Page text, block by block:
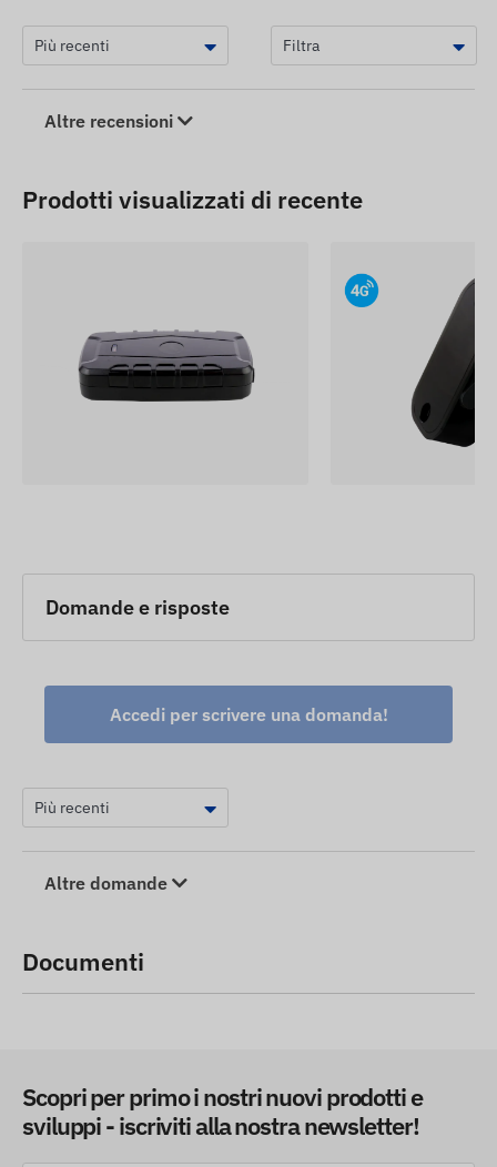
Altre recensioni
Prodotti visualizzati di recente
Domande e risposte
Accedi per scrivere una domanda!
Altre domande
Documenti
Scopri per primo i nostri nuovi prodotti e
sviluppi - iscriviti alla nostra newsletter!